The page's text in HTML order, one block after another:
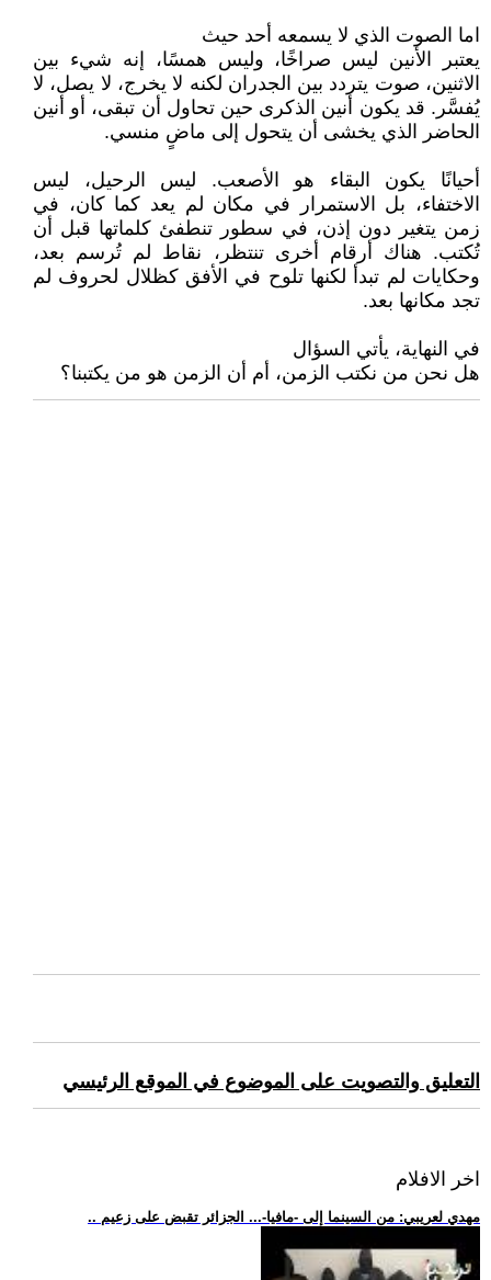
اما الصوت الذي لا يسمعه أحد حيث
يعتبر الأنين ليس صراخًا، وليس همسًا، إنه شيء بين
الاثنين، صوت يتردد بين الجدران لكنه لا يخرج، لا يصل، لا
يُفسَّر. قد يكون أنين الذكرى حين تحاول أن تبقى، أو أنين
الحاضر الذي يخشى أن يتحول إلى ماضٍ منسي.
أحيانًا يكون البقاء هو الأصعب. ليس الرحيل، ليس
الاختفاء، بل الاستمرار في مكان لم يعد كما كان، في
زمن يتغير دون إذن، في سطور تنطفئ كلماتها قبل أن
تُكتب. هناك أرقام أخرى تنتظر، نقاط لم تُرسم بعد،
وحكايات لم تبدأ لكنها تلوح في الأفق كظلال لحروف لم
تجد مكانها بعد.
في النهاية، يأتي السؤال
هل نحن من نكتب الزمن، أم أن الزمن هو من يكتبنا؟
التعليق والتصويت على الموضوع في الموقع الرئيسي
اخر الافلام
.. مهدي لعريبي: من السينما إلى -مافيا-... الجزائر تقبض على زعيم